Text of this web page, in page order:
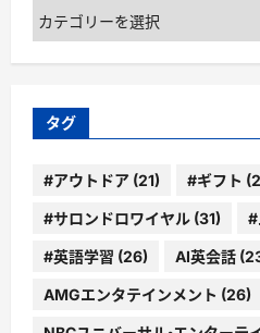
カ
テ
ゴ
ー
タグ
#アウトドア (21) #ギフト
#サロンドロワイヤル (31) #
#英語学習 (26) AI英会話
AMGエンタテインメント (26)